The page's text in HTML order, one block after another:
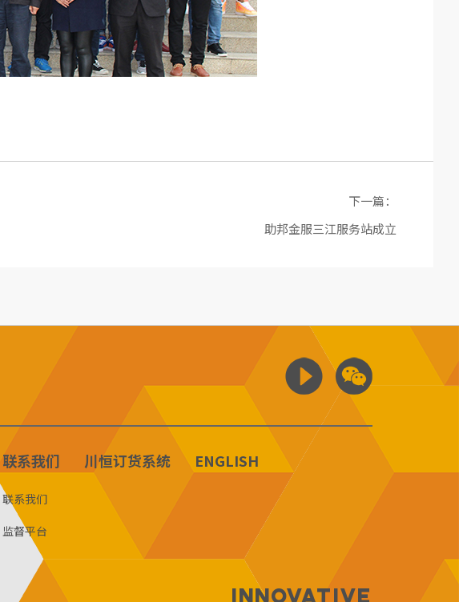
下一篇：
助邦金服三江服务站成立
联系我们
联系我们
监督平台
川恒订货系统 ENGLISH
Innovative